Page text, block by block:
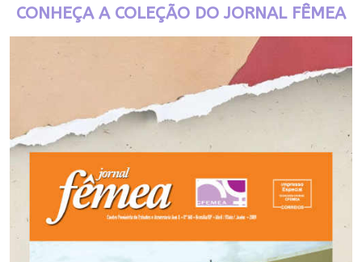
CONHEÇA A COLEÇÃO DO JORNAL FÊMEA